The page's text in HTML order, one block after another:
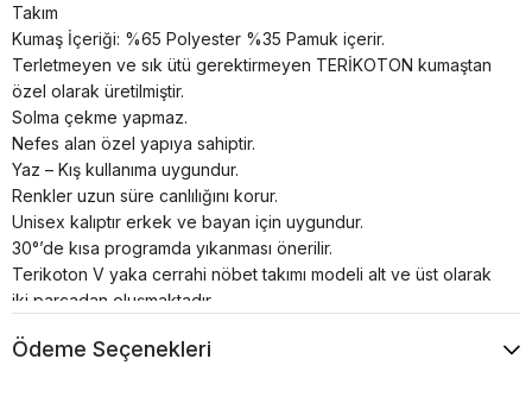
Takım
Kumaş İçeriği: %65 Polyester %35 Pamuk içerir.
Terletmeyen ve sık ütü gerektirmeyen TERİKOTON kumaştan
özel olarak üretilmiştir.
Solma çekme yapmaz.
Nefes alan özel yapıya sahiptir.
Yaz – Kış kullanıma uygundur.
Renkler uzun süre canlılığını korur.
Unisex kalıptır erkek ve bayan için uygundur.
30°’de kısa programda yıkanması önerilir.
Terikoton V yaka cerrahi nöbet takımı modeli alt ve üst olarak
iki parçadan oluşmaktadır.
Ödeme Seçenekleri